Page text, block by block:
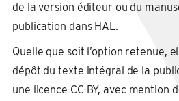
de la version éditeur ou du
publication dans HAL.
Quelle que soit l’option retenue,
dépôt du texte intégral de la
une licence CC-BY, avec mention